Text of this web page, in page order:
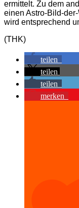
ermittelt. Zu dem
einen Astro-Bild-
wird entsprechend
(THK)
teilen
teilen
teilen
merken